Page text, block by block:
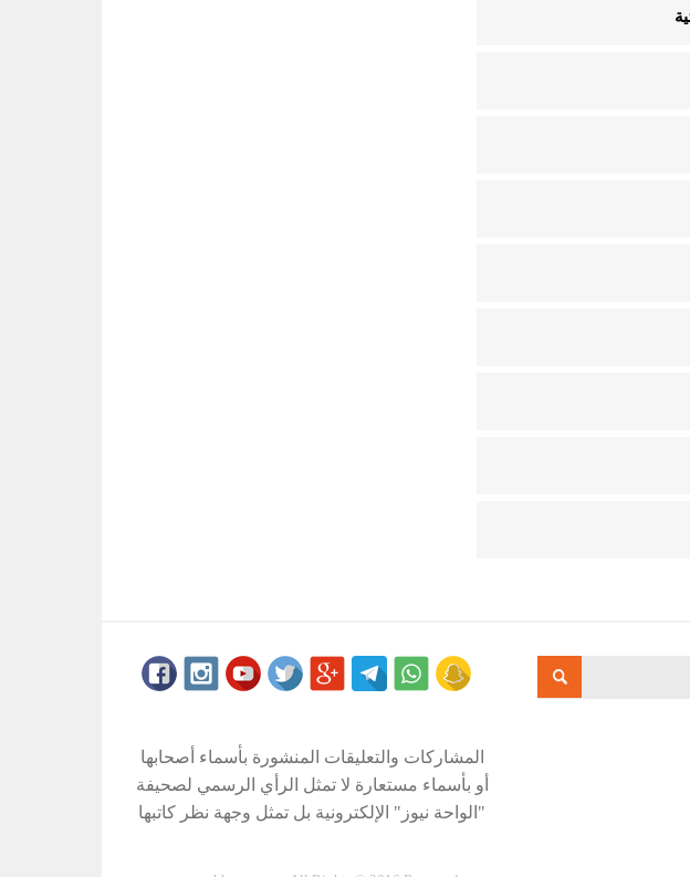
المشاركات والتعليقات المنشورة بأسماء أصحابها
أو بأسماء مستعارة لا تمثل الرأي الرسمي لصحيفة
"الواحة نيوز" الإلكترونية بل تمثل وجهة نظر كاتبها